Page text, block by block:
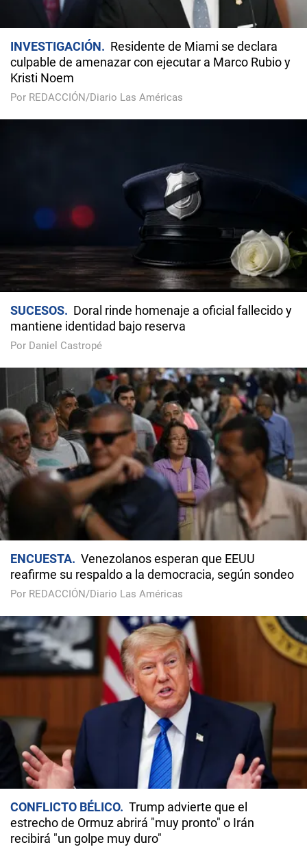
INVESTIGACIÓN
Residente de Miami se declara
culpable de amenazar con ejecutar a Marco Rubio y
Kristi Noem
Por REDACCIÓN/Diario Las Américas
SUCESOS
Doral rinde homenaje a oficial fallecido y
mantiene identidad bajo reserva
Por Daniel Castropé
ENCUESTA
Venezolanos esperan que EEUU
reafirme su respaldo a la democracia, según sondeo
Por REDACCIÓN/Diario Las Américas
CONFLICTO BÉLICO
Trump advierte que el
estrecho de Ormuz abrirá "muy pronto" o Irán
recibirá "un golpe muy duro"